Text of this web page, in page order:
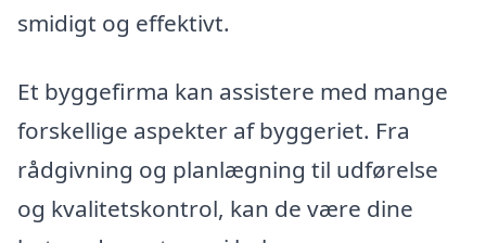
smidigt og effektivt.
Et byggefirma kan assistere med mange
forskellige aspekter af byggeriet. Fra
rådgivning og planlægning til udførelse
og kvalitetskontrol, kan de være dine